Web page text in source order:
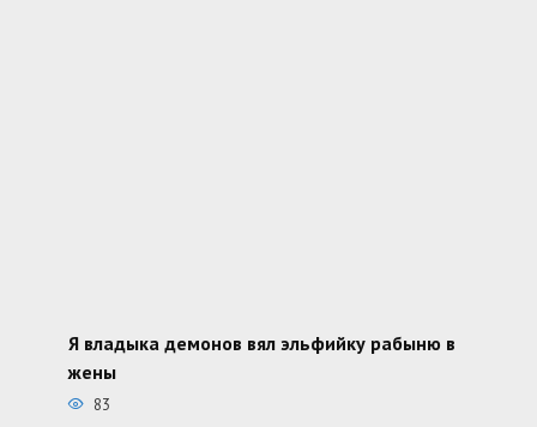
Я владыка демонов вял эльфийку рабыню в
жены
83